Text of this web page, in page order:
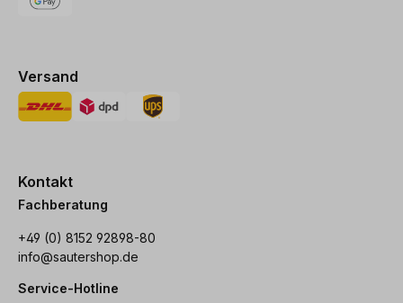
Versand
Kontakt
Fachberatung
+49 (0) 8152 92898-80
info@sautershop.de
Service-Hotline